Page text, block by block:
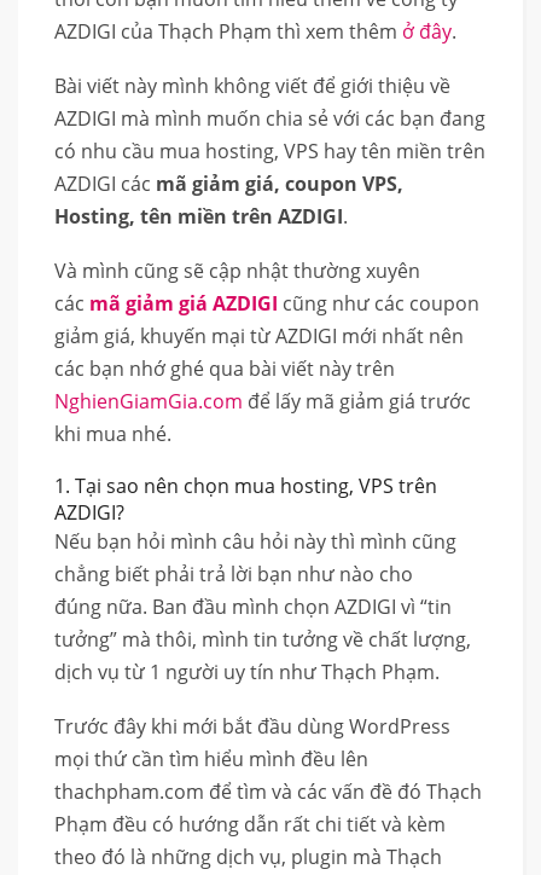
AZDIGI của Thạch Phạm thì xem thêm ở đây.
Bài viết này mình không viết để giới thiệu về
AZDIGI mà mình muốn chia sẻ với các bạn đang
có nhu cầu mua hosting, VPS hay tên miền trên
AZDIGI các mã giảm giá, coupon VPS,
Hosting, tên miền trên AZDIGI.
Và mình cũng sẽ cập nhật thường xuyên
các mã giảm giá AZDIGI cũng như các coupon
giảm giá, khuyến mại từ AZDIGI mới nhất nên
các bạn nhớ ghé qua bài viết này trên
NghienGiamGia.com để lấy mã giảm giá trước
khi mua nhé.
1. Tại sao nên chọn mua hosting, VPS trên
AZDIGI?
Nếu bạn hỏi mình câu hỏi này thì mình cũng
chẳng biết phải trả lời bạn như nào cho
đúng nữa. Ban đầu mình chọn AZDIGI vì “tin
tưởng” mà thôi, mình tin tưởng về chất lượng,
dịch vụ từ 1 người uy tín như Thạch Phạm.
Trước đây khi mới bắt đầu dùng WordPress
mọi thứ cần tìm hiểu mình đều lên
thachpham.com để tìm và các vấn đề đó Thạch
Phạm đều có hướng dẫn rất chi tiết và kèm
theo đó là những dịch vụ, plugin mà Thạch